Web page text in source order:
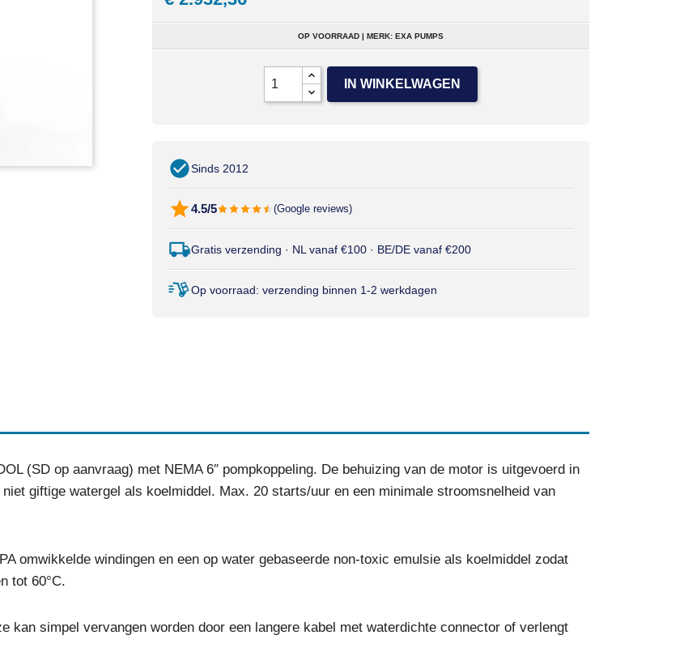
OP VOORRAAD | MERK: EXA PUMPS
IN WINKELWAGEN
Sinds 2012
4.5/5 (Google reviews)
Gratis verzending · NL vanaf €100 · BE/DE vanaf €200
Op voorraad: verzending binnen 1-2 werkdagen
(SD op aanvraag) met NEMA 6″ pompkoppeling. De behuizing van de motor is uitgevoerd in
giftige watergel als koelmiddel. Max. 20 starts/uur en een minimale stroomsnelheid van
omwikkelde windingen en een op water gebaseerde non-toxic emulsie als koelmiddel zodat
tot 60°C.
kan simpel vervangen worden door een langere kabel met waterdichte connector of verlengt